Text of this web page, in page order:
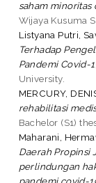
saham minoritas
Wijaya Kusuma
Listyana Putri,
Terhadap
Pandemi Covid-
University.
MERCURY,
rehabilitasi
Bachelor (S1)
Maharani,
Daerah Propinsi
perlindungan
pandemi covid-